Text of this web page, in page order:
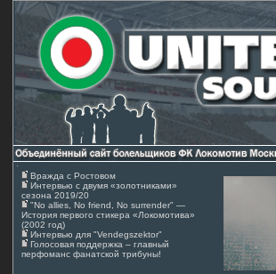
Вражда с Ростовом
Интервью с двумя «золотниками»
сезона 2019/20
"No allies, No friend, No surrender" —
История первого стикера «Локомотива»
(2002 год)
Интервью для "Vendegszektor"
Голосовая поддержка – главный
перфоманс фанатской трибуны!